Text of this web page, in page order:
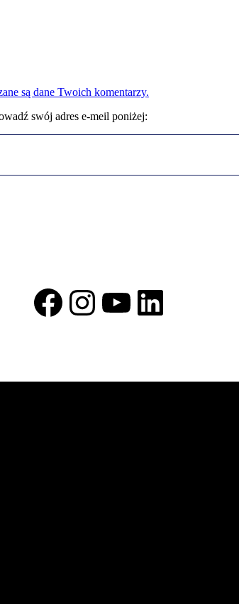
są dane Twoich komentarzy.
swój adres e-meil poniżej:
Facebook
Instagram
YouTube
LinkedIn